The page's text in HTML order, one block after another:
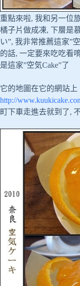
重點來啦, 我和另一位
橘子片做成凍, 下層是
い”, 我非常推薦這家”
的話, 一定要來吃吃看
是這家”空気Cake”了
它的地圖在它的網站上
http://
町下車走進去就到了,